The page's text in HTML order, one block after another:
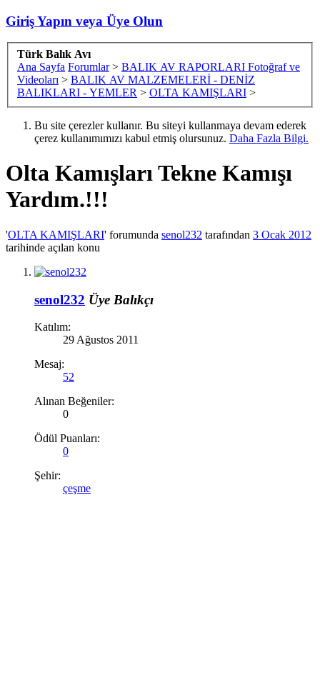
Giriş Yapın veya Üye Olun
Türk Balık Avı
Ana Sayfa Forumlar > BALIK AV RAPORLARI Fotoğraf ve
Videoları > BALIK AV MALZEMELERİ - DENİZ
BALIKLARI - YEMLER > OLTA KAMIŞLARI >
Bu site çerezler kullanır. Bu siteyi kullanmaya devam ederek
çerez kullanımımızı kabul etmiş olursunuz. Daha Fazla Bilgi.
Olta KamışlarıTekne Kamışı
Yardım.!!!
'OLTA KAMIŞLARI' forumunda senol232 tarafından 3 Ocak 2012
tarihinde açılan konu
senol232 Üye Balıkçı
Katılım:
29 Ağustos 2011
Mesaj:
52
Alınan Beğeniler:
0
Ödül Puanları:
0
Şehir:
çeşme